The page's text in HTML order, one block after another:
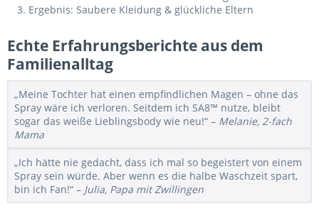
Ergebnis: Saubere Kleidung & glückliche Eltern
Echte Erfahrungsberichte aus dem
Familienalltag
„Meine Tochter hat einen empfindlichen Magen – ohne das
Spray wäre ich verloren. Seitdem ich SA8™ nutze, bleibt
sogar das weiße Lieblingsbody wie neu!“ – Melanie, 2-fach
Mama
„Ich hätte nie gedacht, dass ich mal so begeistert von einem
Spray sein würde. Aber wenn es die halbe Waschzeit spart,
bin ich Fan!“ – Julia, Papa mit Zwillingen